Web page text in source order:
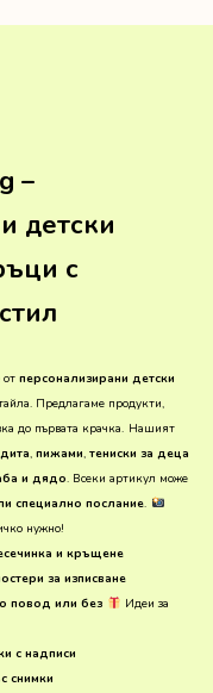
–
детски
с
от персонализирани детски
Предлагаме продукти,
до първата крачка. Нашият
, пижами, тениски за деца
и дядо. Всеки артикул може
специално послание.
нужно!
и кръщене
за изписване
повод или без
Идеи за
с надписи
снимки